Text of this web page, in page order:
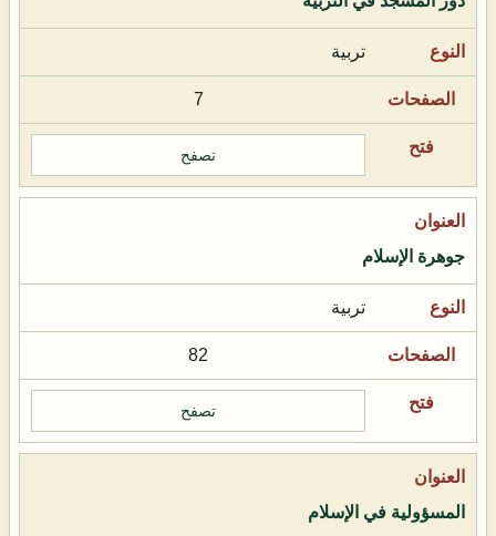
تربية
7
تصفح
جوهرة الإسلام
تربية
82
تصفح
المسؤولية في الإسلام